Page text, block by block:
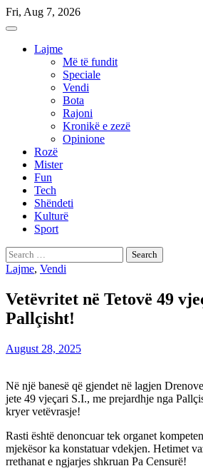
Skip
to
Fri, Aug 7, 2026
Lajme
Më të fundit
Speciale
Vendi
Bota
Rajoni
Kronikë e zezë
Opinione
Rozë
Mister
Fun
Tech
Shëndeti
Kulturë
Sport
Search
for:
Lajme, Vendi
Vetëvritet në Tetovë 49
Pallçisht!
August 28, 2025
Në një banesë që gjendet në lagjen
jete 49 vjeçari S.I., me prejardhje nga
kryer vetëvrasje!
Rasti është denoncuar tek organet
mjekësor ka konstatuar vdekjen. Hetimet
rrethanat e ngjarjes shkruan Pa Censurë!